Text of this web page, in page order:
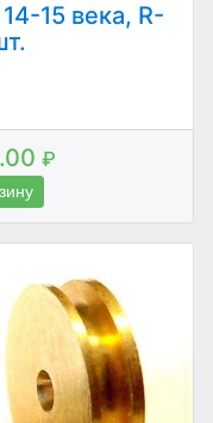
15 века, R-
₽